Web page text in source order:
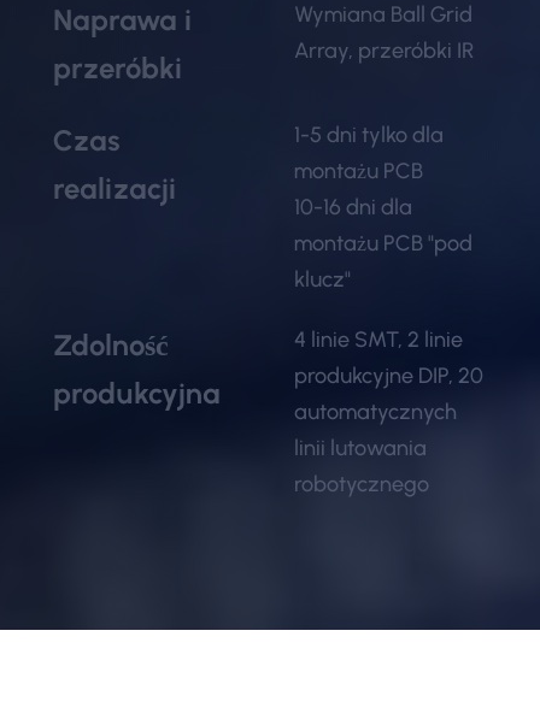
Naprawa i
przeróbki
Wymiana Ball Grid
Array, przeróbki IR
Czas
realizacji
1-5 dni tylko dla
montażu PCB
10-16 dni dla
montażu PCB "pod
klucz"
Zdolność
produkcyjna
4 linie SMT, 2 linie
produkcyjne DIP, 20
automatycznych
linii lutowania
robotycznego